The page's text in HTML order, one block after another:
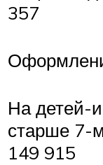
357
На детей-
старше 7-
149 915